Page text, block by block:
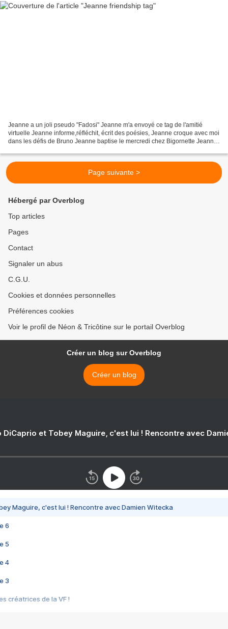
Jeanne a un joli pseudo "Fadosi" Jeanne m'a envoyé ce tag de l'amitié
virtuelle Jeanne informe,réfléchit, écrit des poésies, Jeanne croque avec moi
dans les défis de Bruno Jeanne baptise le mercredi chez Bigornette Jeanne
Page suivante >
Hébergé par Overblog
Top articles
Pages
Contact
Signaler un abus
C.G.U.
Cookies et données personnelles
Préférences cookies
Voir le profil de Néon & Tricôtine sur le portail Overblog
Créer un blog sur Overblog
Créer un blog
DiCaprio et Tobey Maguire, c'est lui ! Rencontre avec
Maguire, c'est lui ! Rencontre avec Damien Witecka
6
5
4
3
créatrices de la VF !